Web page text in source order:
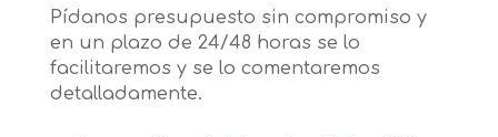
Pídanos presupuesto sin compromiso y
en un plazo de 24/48 horas se lo
facilitaremos y se lo comentaremos
detalladamente.